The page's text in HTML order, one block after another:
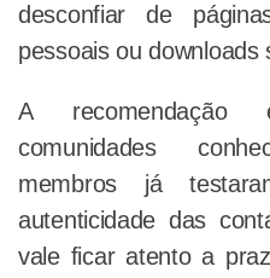
desconfiar de
pessoais ou downloads
A recomendação
comunidades
membros já
autenticidade das
vale ficar atento a